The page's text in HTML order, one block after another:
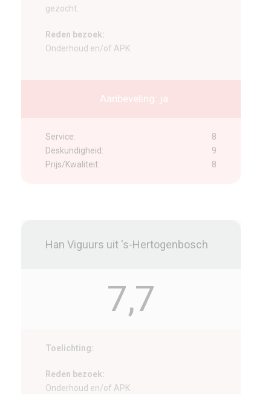
gezocht.
Reden bezoek:
Onderhoud en/of APK
Aanbeveling: ja
Service:
8
Deskundigheid:
9
Prijs/Kwaliteit:
8
Han Viguurs uit 's-Hertogenbosch
7,7
Toelichting:
Reden bezoek:
Onderhoud en/of APK